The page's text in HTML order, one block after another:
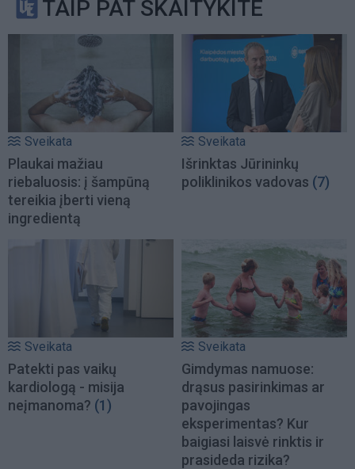
TAIP PAT SKAITYKITE
Sveikata
Plaukai mažiau
riebaluosis: į šampūną
tereikia įberti vieną
ingredientą
Sveikata
Išrinktas Jūrininkų
poliklinikos vadovas (7)
Sveikata
Patekti pas vaikų
kardiologą - misija
neįmanoma? (1)
Sveikata
Gimdymas namuose:
drąsus pasirinkimas ar
pavojingas
eksperimentas? Kur
baigiasi laisvė rinktis ir
prasideda rizika?